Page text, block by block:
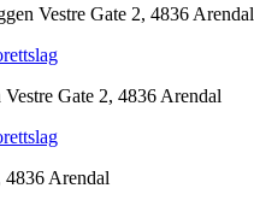
Vestre Gate 2, 4836 Arendal
Gate 2, 4836 Arendal
4836 Arendal